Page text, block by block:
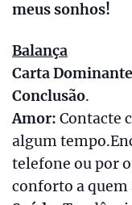
meus sonhos!
Balança
Carta
Conclusão.
Amor: Contacte
algum
telefone ou por
conforto a quem